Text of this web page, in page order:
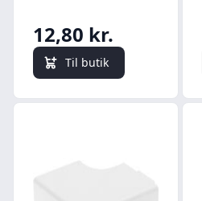
12,80 kr.
Til butik